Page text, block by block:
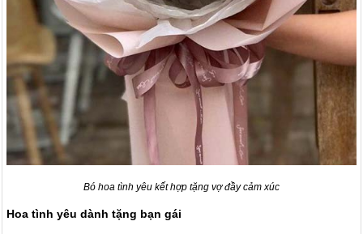
Bó hoa tình yêu kết hợp tặng vợ đầy cảm xúc
Hoa tình yêu dành tặng bạn gái